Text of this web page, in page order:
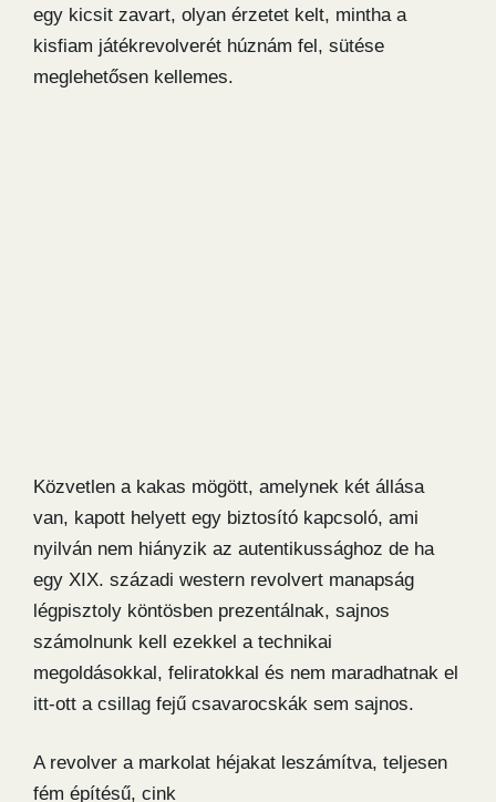
egy kicsit zavart, olyan érzetet kelt, mintha a
kisfiam játékrevolverét húznám fel, sütése
meglehetősen kellemes.
Közvetlen a kakas mögött, amelynek két állása
van, kapott helyett egy biztosító kapcsoló, ami
nyilván nem hiányzik az autentikussághoz de ha
egy XIX. századi western revolvert manapság
légpisztoly köntösben prezentálnak, sajnos
számolnunk kell ezekkel a technikai
megoldásokkal, feliratokkal és nem maradhatnak el
itt-ott a csillag fejű csavarocskák sem sajnos.
A revolver a markolat héjakat leszámítva, teljesen
fém építésű, cink